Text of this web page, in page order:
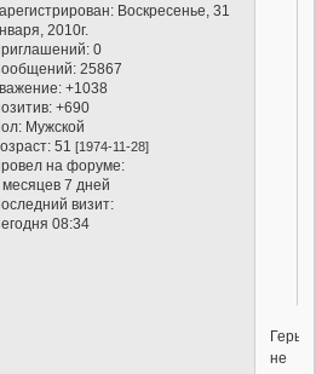
: Воскресенье, 31
2010г.
0
25867
+1038
+690
Мужской
51[1974-11-28]
на форуме:
месяцев 7 дней
визит:
08:34
Герыч,
не